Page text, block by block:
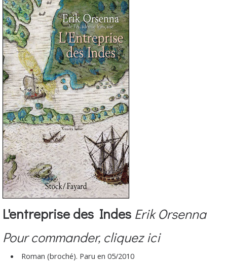
L'entreprise des Indes Erik Orsenna
Pour commander, cliquez ici
Roman (broché). Paru en 05/2010